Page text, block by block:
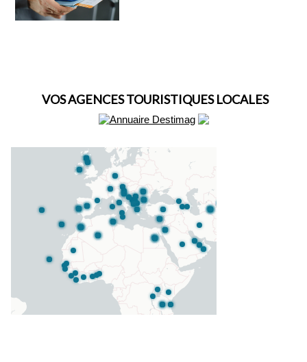
VOS AGENCES TOURISTIQUES LOCALES